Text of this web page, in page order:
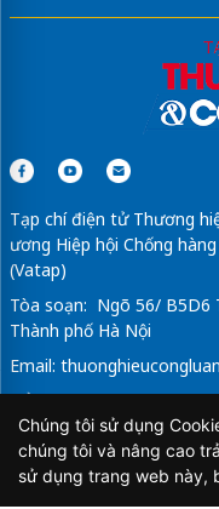
Tạp chí điện tử Thương
ương Hiệp hội Chống
(Vatap)
Tòa soạn: Ngõ 56/ B5D6
Thành phố Hà Nội
Email:
Tổng Biên Tập: Vũ Đức
Giấy phép hoạt động
Thông tin và Truyền
Chúng tôi sử dụng
chúng tôi và nâng cao
sử dụng trang web này,